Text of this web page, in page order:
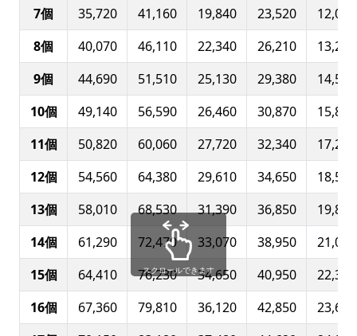
7個
35,720 41,160 19,840 23,520
12,050
8個
40,070 46,110 22,340 26,210
13,280
9個
44,690 51,510 25,130 29,380
14,550
10個
49,140 56,590 26,460 30,870
15,850
11個
50,820 60,060 27,720 32,340
17,200
12個
54,560 64,380 29,610 34,650
18,520
13個
58,010 68,530 31,390 36,850
19,800
14個
61,290 72,470 33,070 38,950
21,020
15個
64,410 76,230 34,650 40,950
22,360
16個
67,360 79,810 36,120 42,850
23,680
スクロールできます